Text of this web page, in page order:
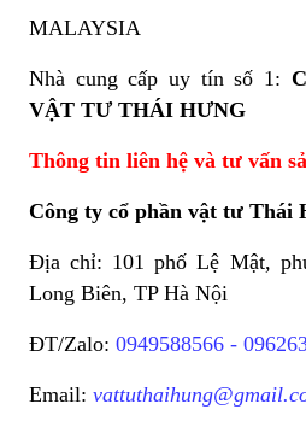
MALAYSIA
Nhà cung cấp uy tín số 1:
VẬT TƯ THÁI HƯNG
Thông tin liên hệ và tư vấn
Công ty cổ phần vật tư Thái
Địa chỉ: 101 phố Lệ Mật,
Long Biên, TP Hà Nội
ĐT/Zalo: 0949588566 -
Email: